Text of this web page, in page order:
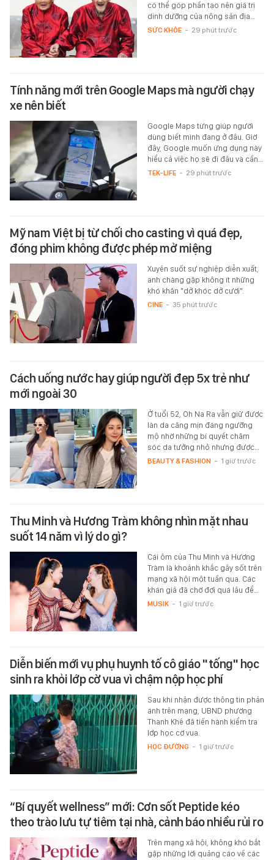
có thể góp phần tạo nên giá trị
dinh dưỡng của nông sản địa…
SỨC KHỎE - 29 phút trước
Tính năng mới trên Google Maps mà người chạy
xe nên biết
Google Maps từng giúp người
dùng biết mình đang ở đâu. Giờ
đây, Google muốn ứng dụng này
hiểu cả việc họ sẽ đi đâu và cần…
TEK-LIFE - 29 phút trước
Mỹ nam Việt bị từ chối cho casting vì quá đẹp,
đóng phim không được phép mở miệng
Xuyên suốt sự nghiệp diễn xuất,
anh chàng gặp không ít những
khó khăn "dở khóc dở cười".
CINE - 35 phút trước
Cách uống nước hay giúp người đẹp 5x trẻ như
mới ngoài 30
Ở tuổi 52, Oh Na Ra vẫn giữ được
làn da căng mịn đáng ngưỡng
mộ nhờ những bí quyết chăm
sóc da tưởng nhỏ nhưng được…
BEAUTY & FASHION - 1 giờ trước
Thu Minh và Hương Tràm không nhìn mặt nhau
suốt 14 năm vì lý do gì?
Cái ôm của Thu Minh và Hương
Tràm là khoảnh khắc gây sốt trên
mạng xã hội một tuần qua. Các
khán giả đã chờ đợi quá lâu để…
MUSIK - 1 giờ trước
Diễn biến mới vụ phụ huynh tố cô giáo "tống" học
sinh ra khỏi lớp cờ vua vì chậm nộp học phí
Sau khi nhận được thông tin phản
ánh trên mạng, UBND phường
Thanh Khê đã tiến hành kiểm tra
lớp học cờ vua.
HỌC ĐƯỜNG - 1 giờ trước
“Bí quyết wellness” mới: Cơn sốt Peptide kéo
theo trào lưu tự tiêm tại nhà, cảnh báo nhiều rủi ro
Trên mạng xã hội, không khó bắt
gặp những lời quảng cáo về các